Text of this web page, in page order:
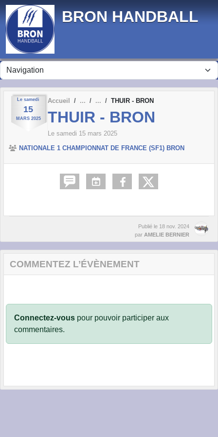
BRON HANDBALL
Le samedi
15
MARS 2025
Accueil THUIR - BRON
THUIR - BRON
Le samedi 15 mars 2025
NATIONALE 1 CHAMPIONNAT DE FRANCE (SF1) BRON
Publié le 18 nov. 2024
par AMELIE BERNIER
COMMENTEZ L’ÉVÈNEMENT
Connectez-vous pour pouvoir participer aux
commentaires.
Panneau de gestion des cookies